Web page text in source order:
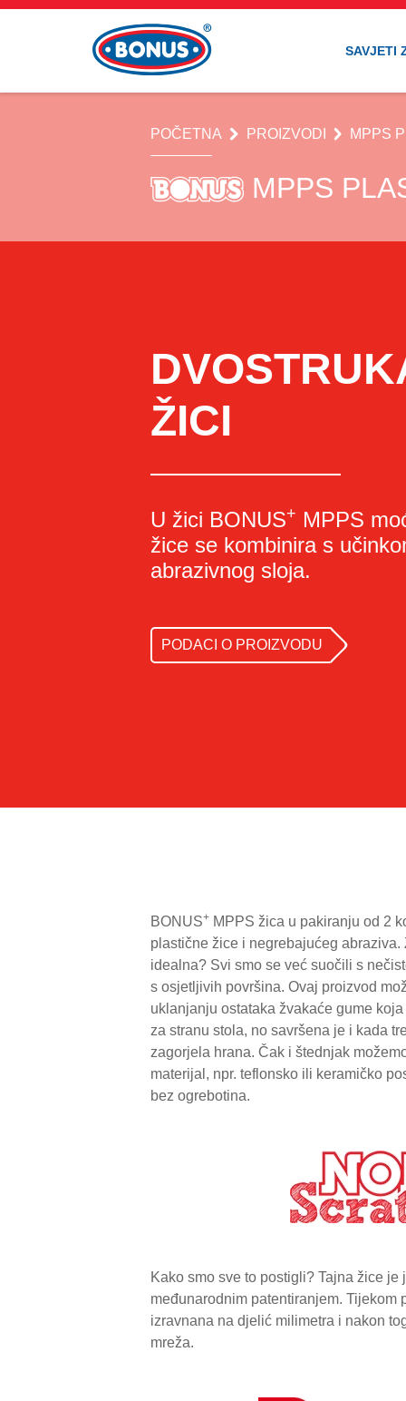
SAVJETI
POČETNA PROIZVODI MPPS
MPPS
ŽICI
U žici BONUS+ MPPS
žice se kombinira s
abrazivnog sloja.
PODACI O PROIZVODU
BONUS+ MPPS žica u pakiranju od 2
plastične žice i negrebajućeg abraziva.
idealna? Svi smo se već suočili s
s osjetljivih površina. Ovaj proizvod
uklanjanju ostataka žvakaće gume
za stranu stola, no savršena je i kada
zagorjela hrana. Čak i štednjak
materijal, npr. teflonsko ili keramičko
bez ogrebotina.
Kako smo sve to postigli? Tajna žice
međunarodnim patentiranjem. Tijekom
izravnana na djelić milimetra i nakon
mreža.